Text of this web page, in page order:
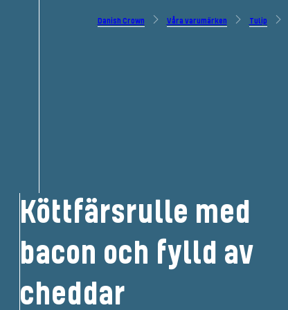
Danish Crown Våra varumärken Tulip
Köttfärsrulle med
bacon och fylld av
cheddar